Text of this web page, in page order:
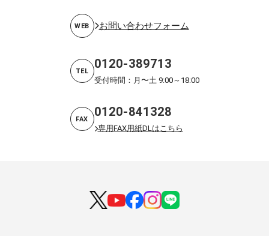
WEB お問い合わせフォーム
TEL 0120-389713
受付時間：月〜土 9:00～18:00
FAX 0120-841328
専用FAX用紙DLはこちら